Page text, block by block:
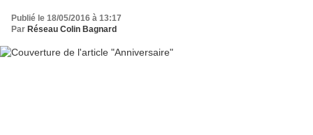
Publié le 18/05/2016 à 13:17
Par Réseau Colin Bagnard